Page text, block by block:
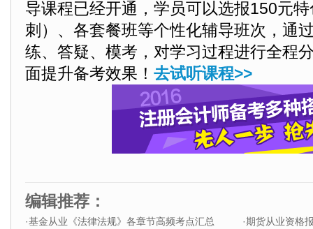
导课程已经开通，学员可以选报150元
刺）、各套餐班等个性化辅导班次，通
练、答疑、模考，对学习过程进行全程
面提升备考效果！ 去试听课程>>
编辑推荐：
·基金从业《法律法规》各章节高频考点汇总 ·期货从业资格